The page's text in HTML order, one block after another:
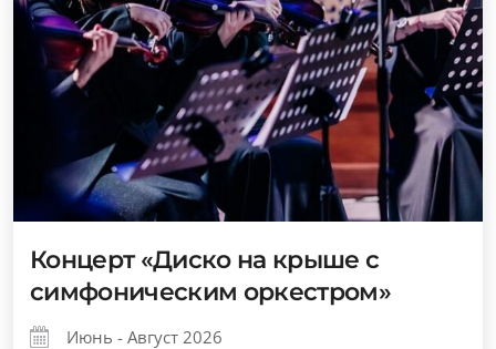
Концерт «Диско на крыше с
симфоническим оркестром»
Июнь - Август 2026